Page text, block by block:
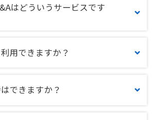
はどういうサービスです
用できますか？
できますか？